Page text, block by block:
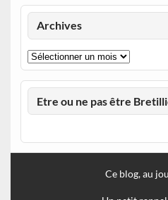
Archives
Archives
Etre ou ne pas être
Ce blog, au